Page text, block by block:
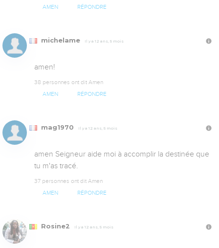
AMEN RÉPONDRE
michelame Il y a 12 ans, 5 mois
amen!
38 personnes ont dit Amen
AMEN RÉPONDRE
mag1970 Il y a 12 ans, 5 mois
amen Seigneur aide moi à accomplir la destinée que
tu m'as tracé.
37 personnes ont dit Amen
AMEN RÉPONDRE
Rosine2 Il y a 12 ans, 5 mois